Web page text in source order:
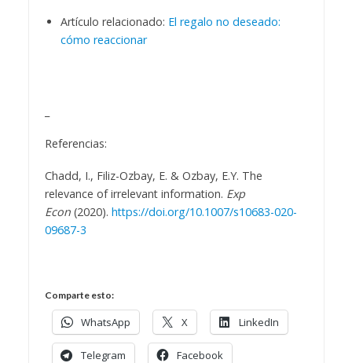
Artículo relacionado: El regalo no deseado:
cómo reaccionar
Referencias:
Chadd, I., Filiz-Ozbay, E. & Ozbay, E.Y. The
relevance of irrelevant information. Exp
Econ(2020). https://doi.org/10.1007/s10683-020-
09687-3
Comparte esto:
WhatsApp X LinkedIn
Telegram Facebook